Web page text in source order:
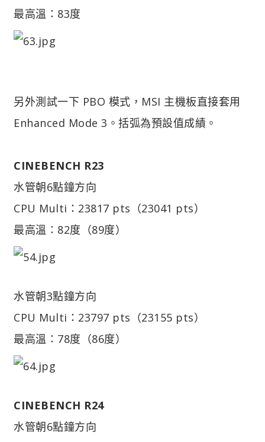
最高溫：83度
另外測試一下 PBO 模式，MSI 主機板直接套用
Enhanced Mode 3。括弧為預設值成績。
CINEBENCH R23
水管朝6點鐘方向
CPU Multi：23817 pts（23041 pts）
最高溫：82度（89度）
水管朝3點鐘方向
CPU Multi：23797 pts（23155 pts）
最高溫：78度（86度）
CINEBENCH R24
水管朝6點鐘方向